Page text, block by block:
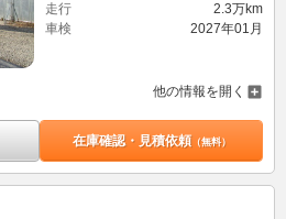
走行
2.3万km
車検
2027年01月
他の情報を開く
在庫確認・見積依頼（無料）